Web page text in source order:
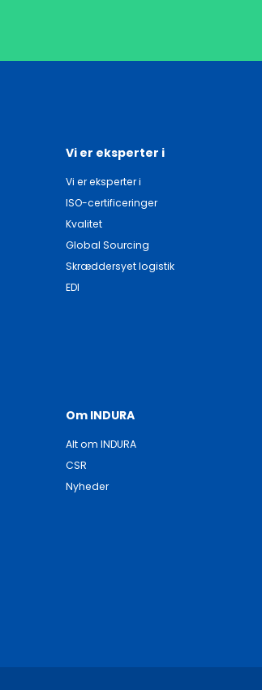
Vi er eksperter i
Vi er eksperter i
ISO-certificeringer
Kvalitet
Global Sourcing
Skræddersyet logistik
EDI
Om INDURA
Alt om INDURA
CSR
Nyheder